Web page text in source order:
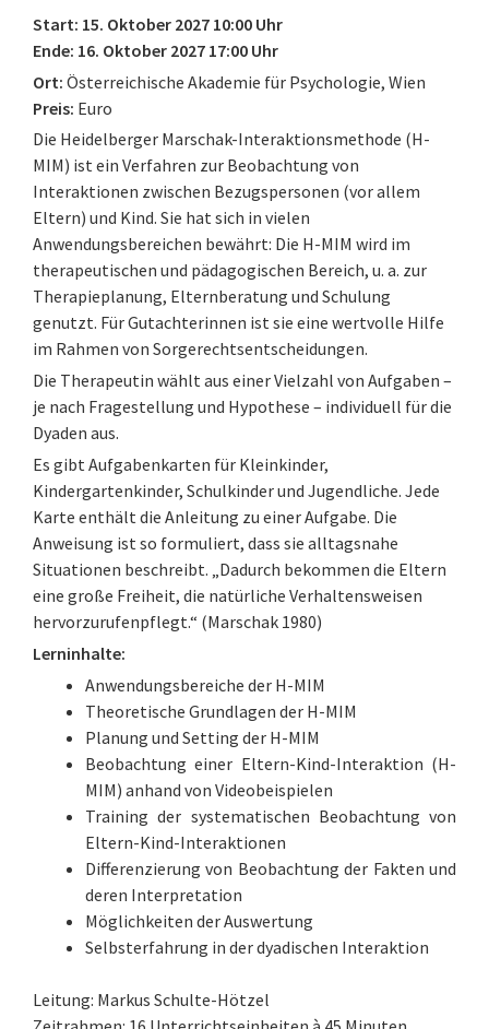
Start: 15. Oktober 2027 10:00 Uhr
Ende: 16. Oktober 2027 17:00 Uhr
Ort: Österreichische Akademie für Psychologie, Wien
Preis: Euro
Die Heidelberger Marschak-Interaktionsmethode (H-
MIM) ist ein Verfahren zur Beobachtung von
Interaktionen zwischen Bezugspersonen (vor allem
Eltern) und Kind. Sie hat sich in vielen
Anwendungsbereichen bewährt: Die H-MIM wird im
therapeutischen und pädagogischen Bereich, u. a. zur
Therapieplanung, Elternberatung und Schulung
genutzt. Für Gutachterinnen ist sie eine wertvolle Hilfe
im Rahmen von Sorgerechtsentscheidungen.
Die Therapeutin wählt aus einer Vielzahl von Aufgaben –
je nach Fragestellung und Hypothese – individuell für die
Dyaden aus.
Es gibt Aufgabenkarten für Kleinkinder,
Kindergartenkinder, Schulkinder und Jugendliche. Jede
Karte enthält die Anleitung zu einer Aufgabe. Die
Anweisung ist so formuliert, dass sie alltagsnahe
Situationen beschreibt. „Dadurch bekommen die Eltern
eine große Freiheit, die natürliche Verhaltensweisen
hervorzurufenpflegt.“ (Marschak 1980)
Lerninhalte:
Anwendungsbereiche der H-MIM
Theoretische Grundlagen der H-MIM
Planung und Setting der H-MIM
Beobachtung einer Eltern-Kind-Interaktion (H-
MIM) anhand von Videobeispielen
Training der systematischen Beobachtung von
Eltern-Kind-Interaktionen
Differenzierung von Beobachtung der Fakten und
deren Interpretation
Möglichkeiten der Auswertung
Selbsterfahrung in der dyadischen Interaktion
Leitung: Markus Schulte-Hötzel